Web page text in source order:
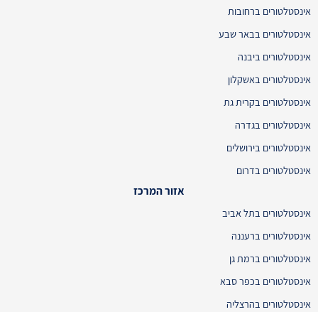
אינסטלטורים ברחובות
אינסטלטורים בבאר שבע
אינסטלטורים ביבנה
אינסטלטורים באשקלון
אינסטלטורים בקרית גת
אינסטלטורים בגדרה
אינסטלטורים בירושלים
אינסטלטורים בדרום
אזור המרכז
אינסטלטורים בתל אביב
אינסטלטורים ברעננה
אינסטלטורים ברמת גן
אינסטלטורים בכפר סבא
אינסטלטורים בהרצליה